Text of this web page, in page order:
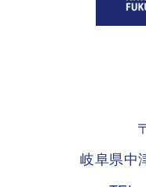
岐阜県中